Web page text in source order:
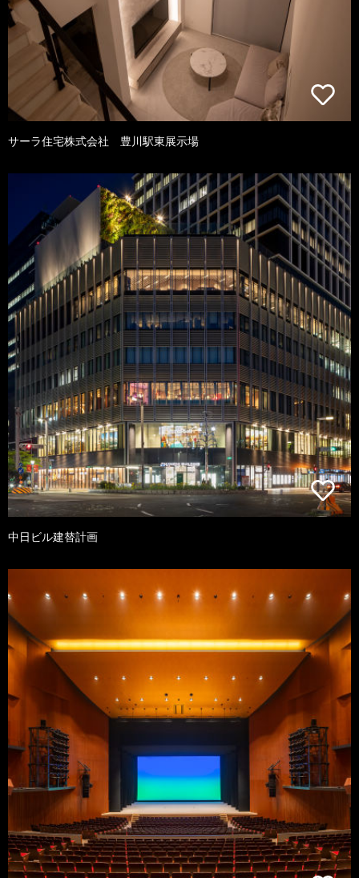
サーラ住宅株式会社 豊川駅東展示場
中日ビル建替計画